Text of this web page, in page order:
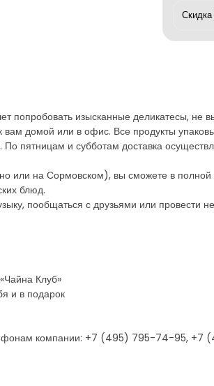
попробовать изысканные деликатесы, не
домой или в офис. Все продукты
пятницам и субботам доставка
или на Сормовском), вы сможете в
блюд.
пообщаться с друзьями или провести
Клуб»
и в подарок
компании: +7 (495) 795-74-95, +7